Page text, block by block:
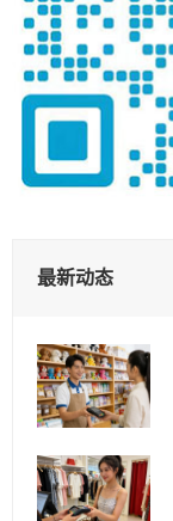
最新动态